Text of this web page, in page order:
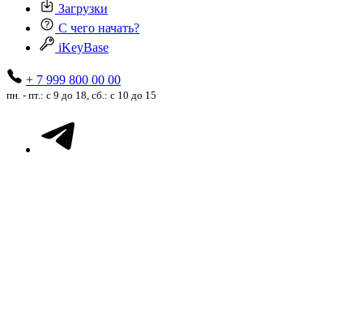
Загрузки
С чего начать?
iKeyBase
+ 7 999 800 00 00
пн. - пт.: с 9 до 18, сб.: с 10 до 15